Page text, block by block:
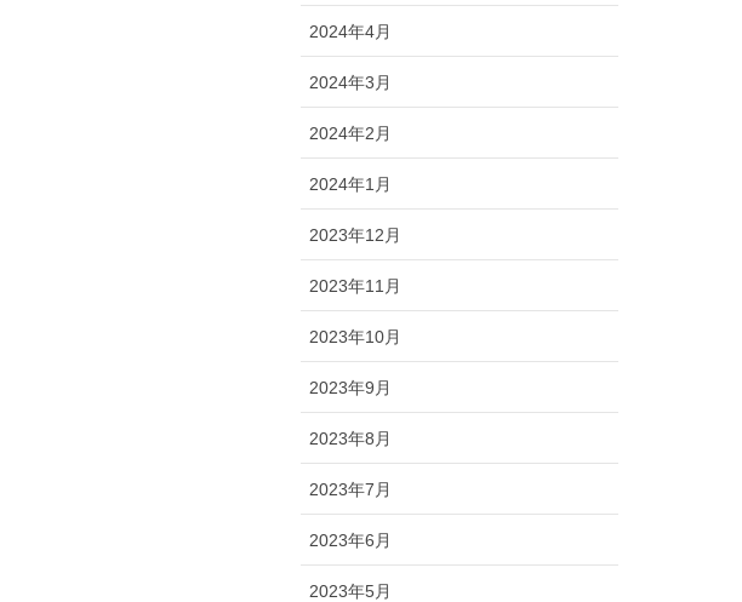
2024年4月
2024年3月
2024年2月
2024年1月
2023年12月
2023年11月
2023年10月
2023年9月
2023年8月
2023年7月
2023年6月
2023年5月